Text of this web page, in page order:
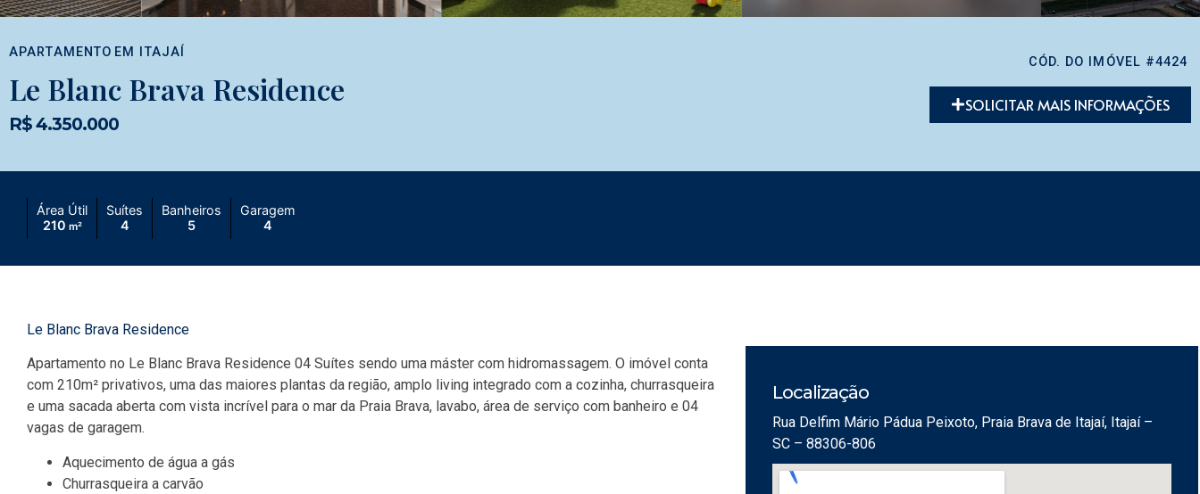
APARTAMENTO EM ITAJAÍ
Le Blanc Brava Residence
R$ 4.350.000
CÓD. DO IMÓVEL #4424
SOLICITAR MAIS INFORMAÇÕES
Área Útil
210 m²
Suítes
4
Banheiros
5
Garagem
4
Le Blanc Brava Residence
Apartamento no Le Blanc Brava Residence 04 Suítes sendo uma máster com hidromassagem. O imóvel conta
com 210m² privativos, uma das maiores plantas da região, amplo living integrado com a cozinha, churrasqueira
e uma sacada aberta com vista incrível para o mar da Praia Brava, lavabo, área de serviço com banheiro e 04
vagas de garagem.
Aquecimento de água a gás
Churrasqueira a carvão
Localização
Rua Delfim Mário Pádua Peixoto, Praia Brava de Itajaí, Itajaí –
SC – 88306-806